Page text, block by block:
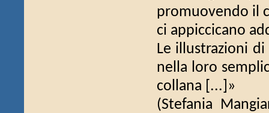
promuovendo il
ci appiccicano
Le illustrazioni
nella loro
collana [...]»
(Stefania